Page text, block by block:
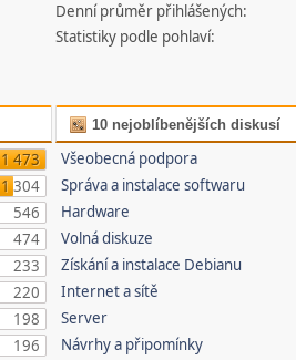
Denní průměr přihlášených:
Statistiky podle pohlaví:
1 473
1 304
546
474
233
220
198
196
10 nejoblíbenějších diskusí
Všeobecná podpora
Správa a instalace softwaru
Hardware
Volná diskuze
Získání a instalace Debianu
Internet a sítě
Server
Návrhy a připomínky